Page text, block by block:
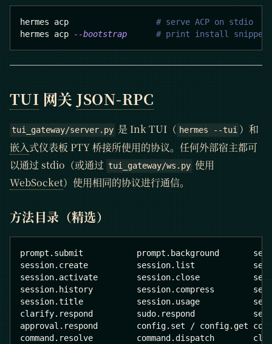
hermes acp # serve ACP on stdio
hermes acp
--bootstrap # print install snippet
TUI 网关 JSON-RPC
tui_gateway/server.py 是 Ink TUI（ hermes --tui ）和
嵌入式仪表板 PTY 桥接所使用的协议。任何外部宿主都可
以通过 stdio（或通过 tui_gateway/ws.py 使用
WebSocket）使用相同的协议进行通信。
方法目录（精选）
prompt.submit           prompt.background
session.create          session.list
session.activate        session.close
session.history         session.compress
session.title           session.usage
clarify.respond         sudo.respond
approval.respond        config.set / config.get
command.resolve         command.dispatch